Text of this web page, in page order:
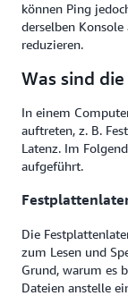
können Ping
derselben
reduzieren.
Was sind
In einem
auftreten, z. B.
Latenz. Im
aufgeführt.
Die
zum Lesen und
Grund, warum es
Dateien anstelle